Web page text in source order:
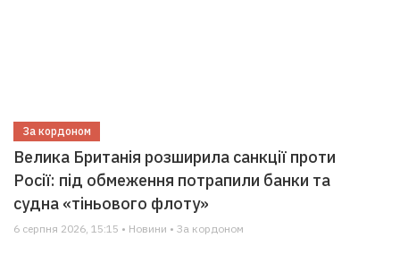
За кордоном
Велика Британія розширила санкції проти
Росії: під обмеження потрапили банки та
судна «тіньового флоту»
6 серпня 2026, 15:15 • Новини • За кордоном